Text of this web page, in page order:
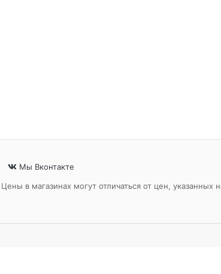
Мы Вконтакте
в магазинах могут отличаться от цен,